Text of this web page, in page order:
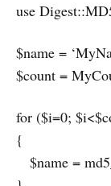
use
$name =
$count =
for ($i=0;
{
$name =